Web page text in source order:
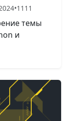
•1111
темы
и